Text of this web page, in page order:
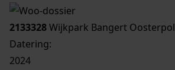
2133328Wijkpark Bangert
Datering:
2024